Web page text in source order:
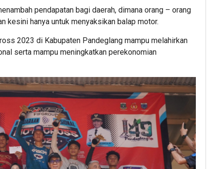
pendapatan bagi daerah, dimana orang – orang
kesini hanya untuk menyaksikan balap motor.
2023 di Kabupaten Pandeglang mampu melahirkan
serta mampu meningkatkan perekonomian